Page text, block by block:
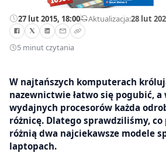
27 lut 2015, 18:00—Aktualizacja:28 lut
5 minut czytania
W najtańszych komputerach
nazewnictwie łatwo się pogubić, a
wydajnych procesorów każda
różnicę. Dlatego sprawdziliśmy,
różnią dwa najciekawsze modele
laptopach.